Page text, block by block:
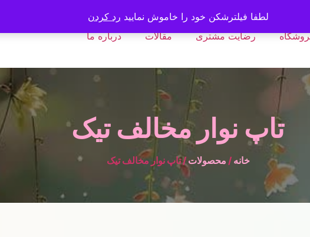
رضایت مشتری مقالات درباره ما
تاپ نوار مخالف تیک
خانه / محصولات / تاپ نوار مخالف تیک
لطفا فیلترشکن خود را خاموش نمایید رد کردن